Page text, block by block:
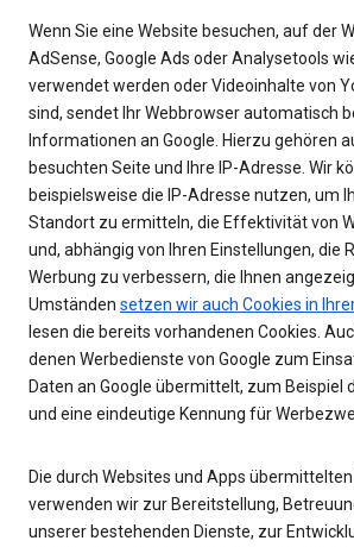
Wenn Sie eine Website besuchen, auf der
AdSense, Google Ads oder Analysetools
verwendet werden oder Videoinhalte von
sind, sendet Ihr Webbrowser automatisch
Informationen an Google. Hierzu gehören
besuchten Seite und Ihre IP-Adresse. Wir
beispielsweise die IP-Adresse nutzen, um
Standort zu ermitteln, die Effektivität von
und, abhängig von Ihren Einstellungen, die
Werbung zu verbessern, die Ihnen
Umständen setzen wir auch Cookies in
lesen die bereits vorhandenen Cookies.
denen Werbedienste von Google zum
Daten an Google übermittelt, zum Beispiel
und eine eindeutige Kennung für
Die durch Websites und Apps
verwenden wir zur Bereitstellung,
unserer bestehenden Dienste, zur